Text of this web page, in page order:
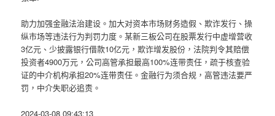
助力加强金融法治建设。加大对资本市场财务造假、欺诈发行、操
纵市场等违法行为判罚力度。某新三板公司在股票发行中虚增营收
3亿元、少披露银行借款10亿元，欺诈增发股份，法院判令其赔偿
投资者4900万元，公司高管承担最高100%连带责任，疏于核查验
证的中介机构承担20%连带责任。金融行为须合规，高管违法要严
罚，中介失职必追责。
2024-03-08 09:43:13